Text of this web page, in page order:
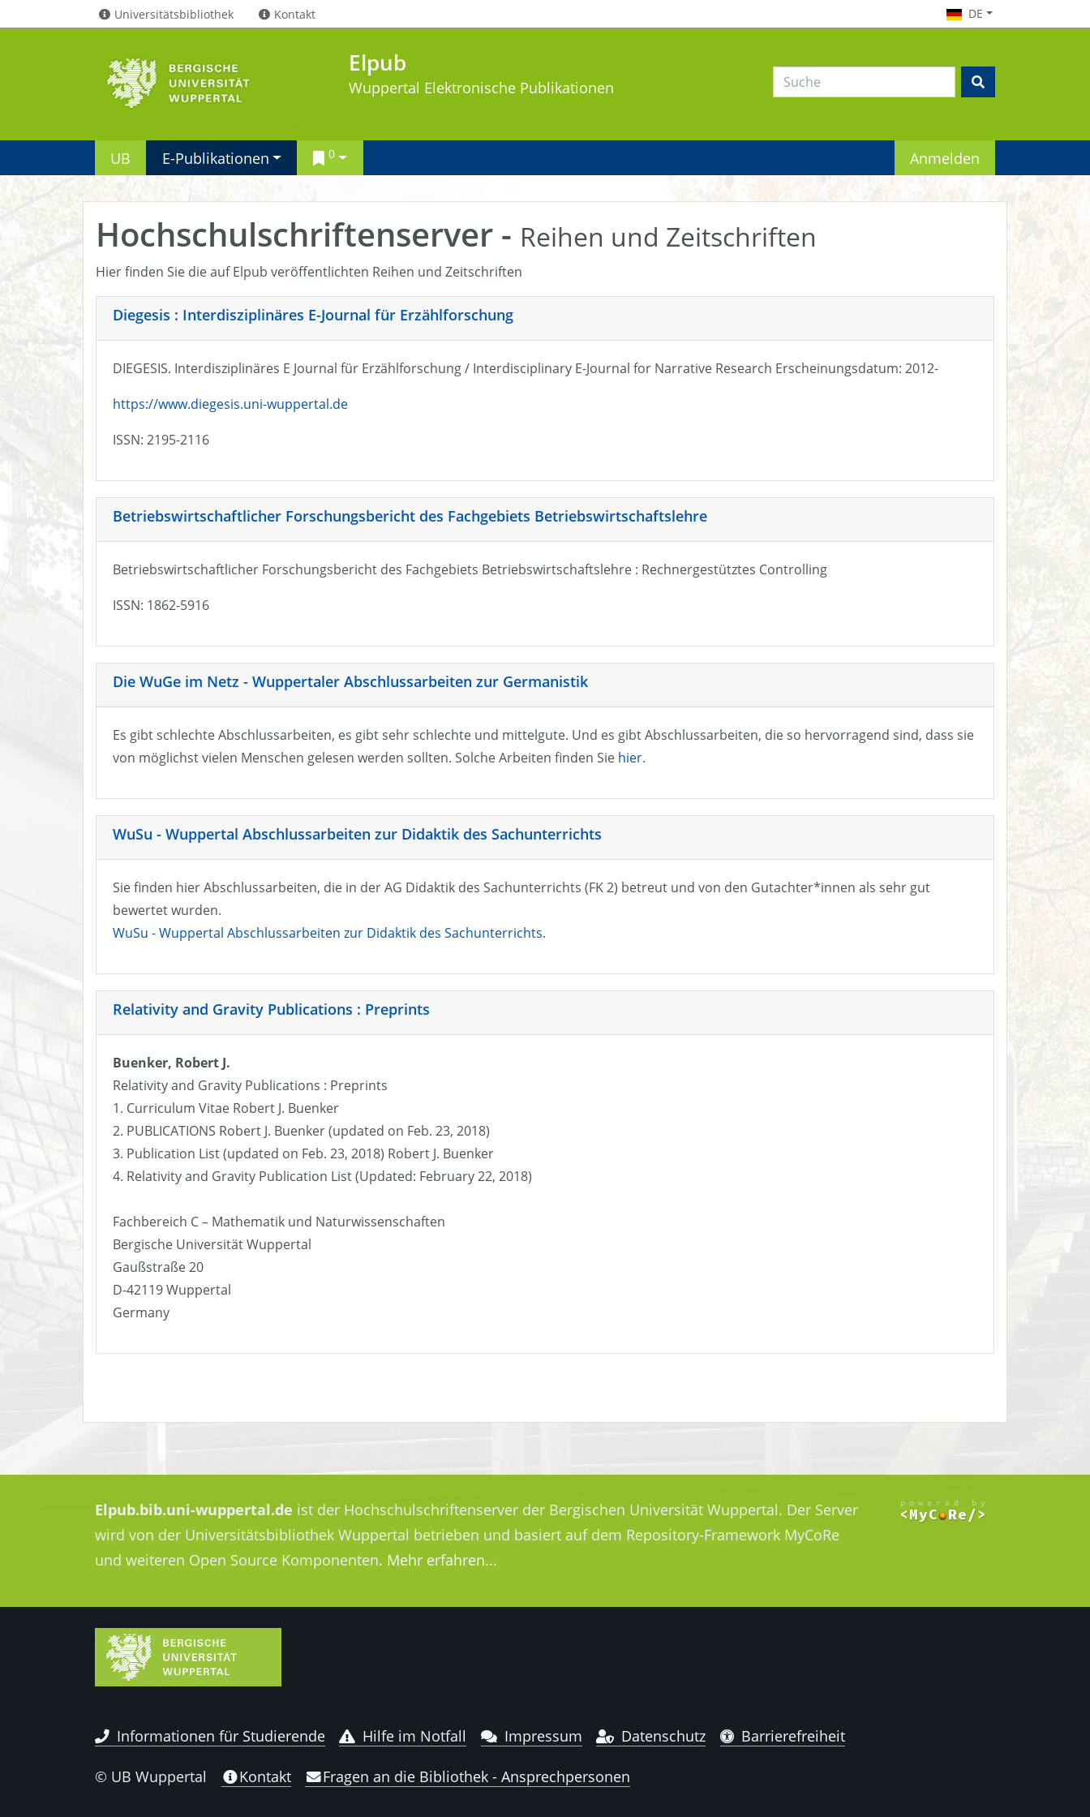
Universitätsbibliothek Kontakt DE
Elpub
Wuppertal Elektronische Publikationen
UB E-Publikationen 0 Anmelden
Hochschulschriftenserver - Reihen und Zeitschriften
Hier finden Sie die auf Elpub veröffentlichten Reihen und Zeitschriften
Diegesis : Interdisziplinäres E-Journal für Erzählforschung
DIEGESIS. Interdisziplinäres E Journal für Erzählforschung / Interdisciplinary E-Journal for Narrative Research Erscheinungsdatum: 2012-
https://www.diegesis.uni-wuppertal.de
ISSN: 2195-2116
Betriebswirtschaftlicher Forschungsbericht des Fachgebiets Betriebswirtschaftslehre
Betriebswirtschaftlicher Forschungsbericht des Fachgebiets Betriebswirtschaftslehre : Rechnergestütztes Controlling
ISSN: 1862-5916
Die WuGe im Netz - Wuppertaler Abschlussarbeiten zur Germanistik
Es gibt schlechte Abschlussarbeiten, es gibt sehr schlechte und mittelgute. Und es gibt Abschlussarbeiten, die so hervorragend sind, dass sie
von möglichst vielen Menschen gelesen werden sollten. Solche Arbeiten finden Sie hier.
WuSu - Wuppertal Abschlussarbeiten zur Didaktik des Sachunterrichts
Sie finden hier Abschlussarbeiten, die in der AG Didaktik des Sachunterrichts (FK 2) betreut und von den Gutachter*innen als sehr gut
bewertet wurden.
WuSu - Wuppertal Abschlussarbeiten zur Didaktik des Sachunterrichts.
Relativity and Gravity Publications : Preprints
Buenker, Robert J.
Relativity and Gravity Publications : Preprints
1. Curriculum Vitae Robert J. Buenker
2. PUBLICATIONS Robert J. Buenker (updated on Feb. 23, 2018)
3. Publication List (updated on Feb. 23, 2018) Robert J. Buenker
4. Relativity and Gravity Publication List (Updated: February 22, 2018)
Fachbereich C – Mathematik und Naturwissenschaften
Bergische Universität Wuppertal
Gaußstraße 20
D-42119 Wuppertal
Germany
Elpub.bib.uni-wuppertal.de ist der Hochschulschriftenserver der Bergischen Universität Wuppertal. Der Server
wird von der Universitätsbibliothek Wuppertal betrieben und basiert auf dem Repository-Framework MyCoRe
und weiteren Open Source Komponenten. Mehr erfahren...
Informationen für Studierende Hilfe im Notfall Impressum Datenschutz Barrierefreiheit
© UB Wuppertal Kontakt Fragen an die Bibliothek - Ansprechpersonen